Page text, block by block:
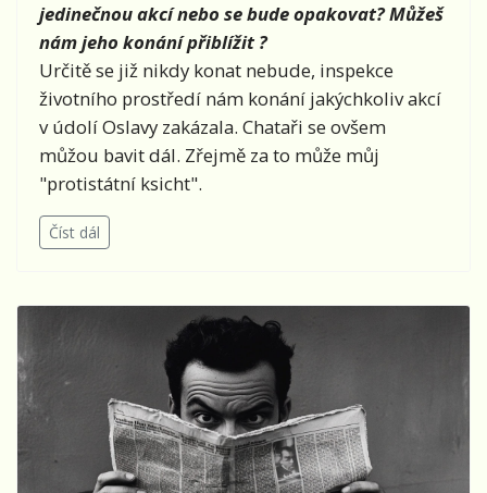
jedinečnou akcí nebo se bude opakovat? Můžeš
nám jeho konání přiblížit ?
Určitě se již nikdy konat nebude, inspekce
životního prostředí nám konání jakýchkoliv akcí
v údolí Oslavy zakázala. Chataři se ovšem
můžou bavit dál. Zřejmě za to může můj
"protistátní ksicht".
Číst dál